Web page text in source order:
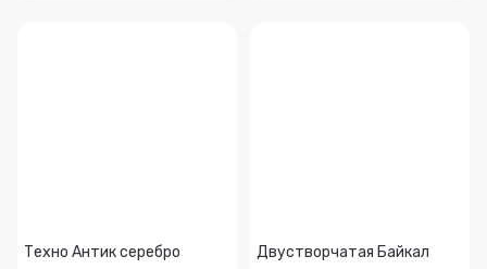
Техно Антик серебро Двустворчатая Байкал